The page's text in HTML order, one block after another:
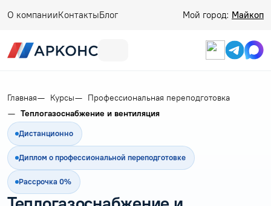
О компанииКонтактыБлог Мой город: Майкоп
Главная Курсы
Профессиональная переподготовка
Теплогазоснабжение и вентиляция
Дистанционно
Диплом о профессиональной переподготовке
Рассрочка 0%